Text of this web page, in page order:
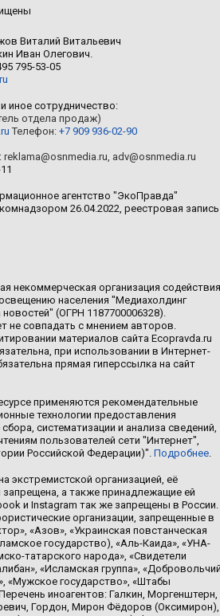
Виталий Витальевич
Иван Олегович.
795-53-05
иное сотрудничество:
отдела продаж)
Телефон: +7 909 936-02-90
reklama@osnmedia.ru, adv@osnmedia.ru
агентство "ЭкоПравда"
26.04.2022, реестровая запись
некоммерческая организация содействия
населения "Медиахолдинг
(ОГРН 1187700006328).
не совпадать с мнением авторов.
материалов сайта Ecopravda.ru
при использовании в Интернет-
прямая гиперссылка на сайт
применяются рекомендательные
технологии предоставления
систематизации и анализа сведений,
пользователей сети "Интернет",
Российской Федерации)". Подробнее.
экстремистской организацией, её
запрещена, а также принадлежащие ей
и Instagram так же запрещены в России.
организации, запрещенные в
«Азов», «Украинская повстанческая
государство), «Аль-Каида», «УНА-
татарского народа», «Свидетели
«Исламская группа»,
«Мужское государство», «Штабы
иноагентов: Галкин, Моргенштерн,
Гордон, Мирон Фёдоров (Оксимирон),